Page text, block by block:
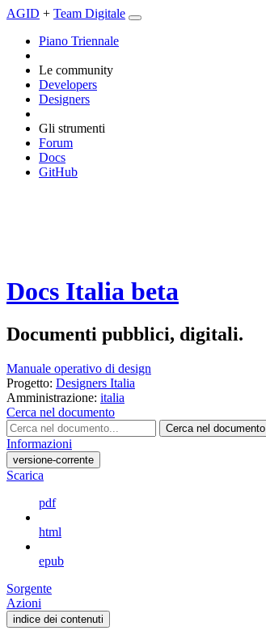
AGID + Team Digitale
Piano Triennale
Le community
Developers
Designers
Gli strumenti
Forum
Docs
GitHub
Docs Italia beta
Documenti pubblici, digitali.
Manuale operativo di design
Progetto: Designers Italia
Amministrazione: italia
Cerca nel documento
Cerca nel documento
Informazioni
versione-corrente
Scarica
pdf
html
epub
Sorgente
Azioni
indice dei contenuti